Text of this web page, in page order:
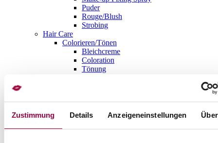
Zustimmung Details Anzeigeneinstellungen
Puder
Rouge/Blush
Strobing
Hair Care
Colorieren/Tönen
Bleichcreme
Coloration
Tönung
Kristallsträhnen
Hair Tools
Haarbürste / Kamm
Haarglätter